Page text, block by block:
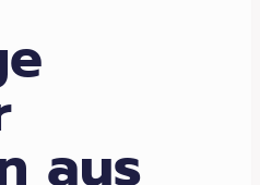
aus